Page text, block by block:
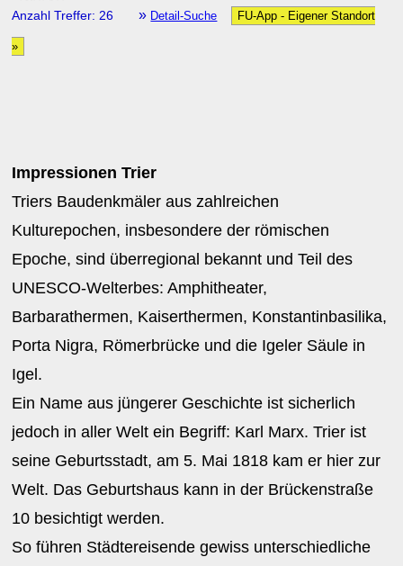
Anzahl Treffer: 26 » Detail-Suche FU-App - Eigener Standort
»
Impressionen Trier
Triers Baudenkmäler aus zahlreichen
Kulturepochen, insbesondere der römischen
Epoche, sind überregional bekannt und Teil des
UNESCO-Welterbes: Amphitheater,
Barbarathermen, Kaiserthermen, Konstantinbasilika,
Porta Nigra, Römerbrücke und die Igeler Säule in
Igel.
Ein Name aus jüngerer Geschichte ist sicherlich
jedoch in aller Welt ein Begriff: Karl Marx. Trier ist
seine Geburtsstadt, am 5. Mai 1818 kam er hier zur
Welt. Das Geburtshaus kann in der Brückenstraße
10 besichtigt werden.
So führen Städtereisende gewiss unterschiedliche